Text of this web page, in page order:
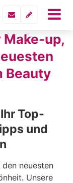
Make-up,
Beauty
Top-
und
neuesten
Unsere